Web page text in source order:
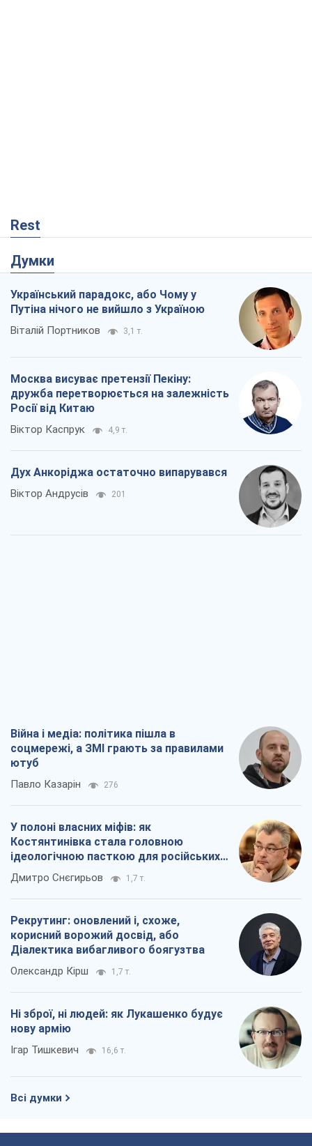
Rest
Думки
Український парадокс, або Чому у
Путіна нічого не вийшло з Україною
Віталій Портников 3,1 т.
Москва висуває претензії Пекіну:
дружба перетворюється на залежність
Росії від Китаю
Віктор Каспрук 4,9 т.
Дух Анкоріджа остаточно випарувався
Віктор Андрусів 201
Війна і медіа: політика пішла в
соцмережі, а ЗМІ грають за правилами
ютуб
Павло Казарін 276
У полоні власних міфів: як
Костянтинівка стала головною
ідеологічною пасткою для російських
окупантів
Дмитро Снєгирьов 1,7 т.
Рекрутинг: оновлений і, схоже,
корисний ворожий досвід, або
Діалектика вибагливого боягузтва
Олександр Кірш 1,7 т.
Ні зброї, ні людей: як Лукашенко будує
нову армію
Ігар Тишкевич 16,6 т.
Всі думки